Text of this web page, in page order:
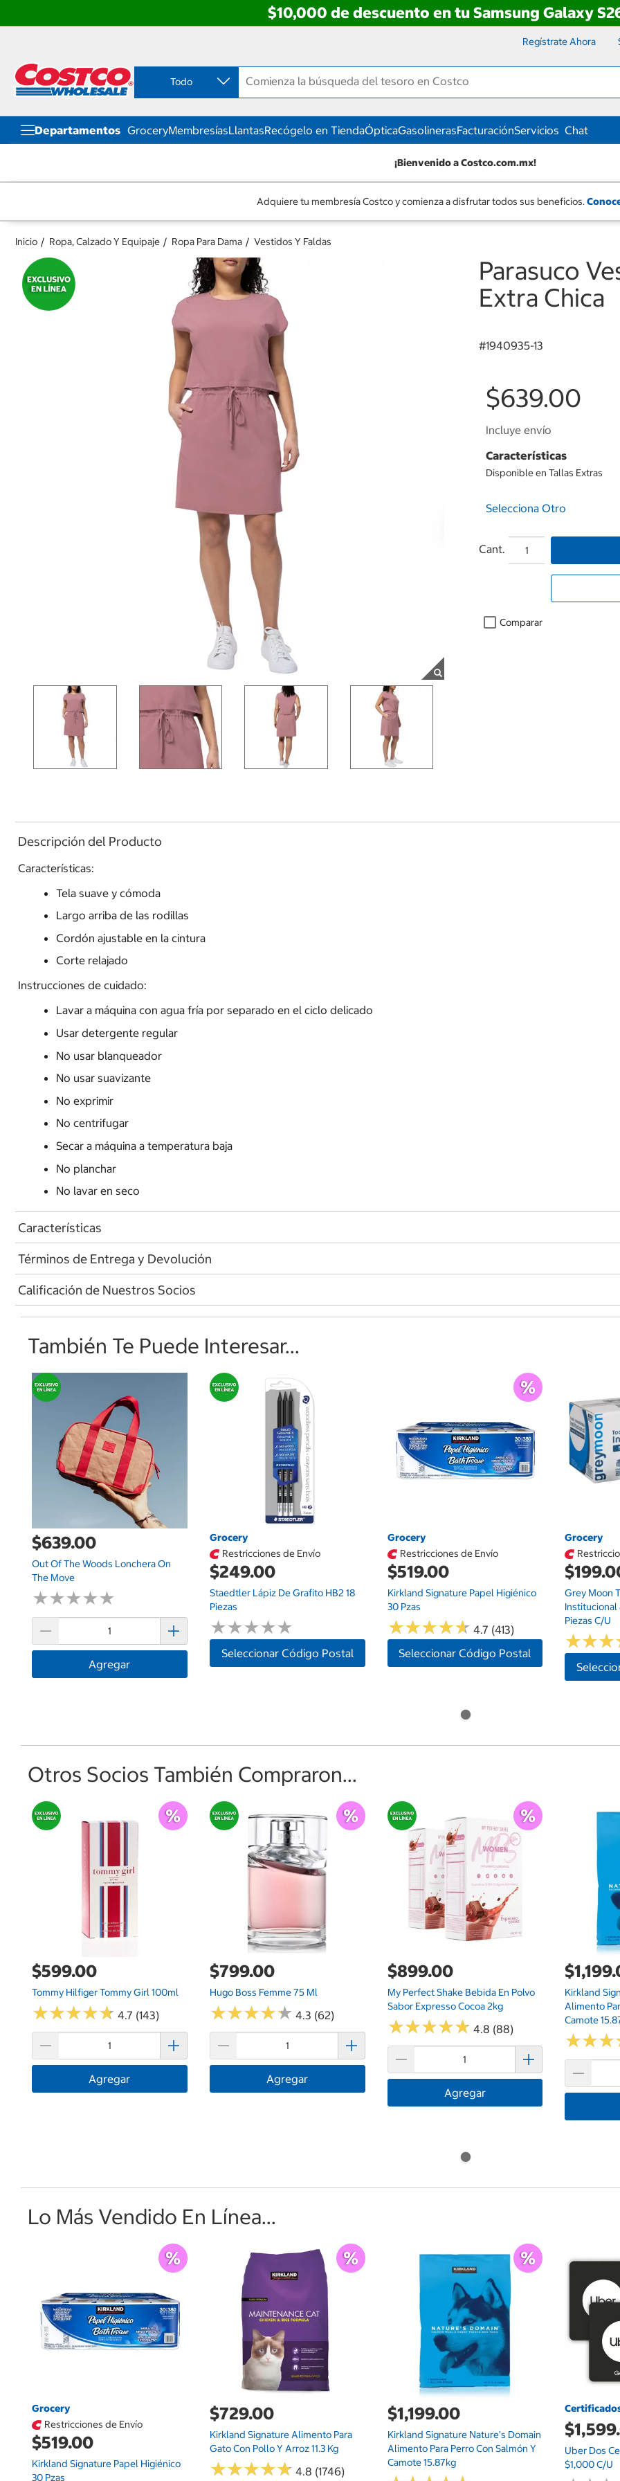
$10,000 de descuento en tu Samsung Galaxy
contenido
menú
navegación
Regístrate Ahora
Todo
Departamentos GroceryMembresíasLlantasRecógelo en TiendaÓpticaGasolinerasFacturaciónServicios Chat
¡Bienvenido a Costco.com.mx!
Adquiere tu membresía Costco y comienza a disfrutar todos sus beneficios.
Inicio Ropa, Calzado Y Equipaje Ropa Para Dama Vestidos Y Faldas
Parasuco
Extra Chica
#1940935-13
$639.00
Incluye envío
Características
Disponible en Tallas Extras
Selecciona Otro
Cant.
Comparar
Descripción del Producto
Características:
Tela suave y cómoda
Largo arriba de las rodillas
Cordón ajustable en la cintura
Corte relajado
Instrucciones de cuidado:
Lavar a máquina con agua fría por separado en el ciclo delicado
Usar detergente regular
No usar blanqueador
No usar suavizante
No exprimir
No centrifugar
Secar a máquina a temperatura baja
No planchar
No lavar en seco
Características
Términos de Entrega y Devolución
Calificación de Nuestros Socios
También Te Puede Interesar...
$639.00
Out Of The Woods Lonchera On
The Move
★★★★★
★★★★★
Agregar
Grocery
Restricciones de Envío
$249.00
Staedtler Lápiz De Grafito HB2 18
Piezas
★★★★★
★★★★★
Seleccionar Código Postal
Grocery
Restricciones de Envío
$519.00
Kirkland Signature Papel Higiénico
30 Pzas
★★★★★
★★★★★ 4.7 (413)
Seleccionar Código Postal
Grocery
Grey Moon
Institucional
Piezas C/u
★★★
★★★
Otros Socios También Compraron...
$599.00
Tommy Hilfiger Tommy Girl 100ml
★★★★★
★★★★★ 4.7 (143)
Agregar
$799.00
Hugo Boss Femme 75 Ml
★★★★★
★★★★★ 4.3 (62)
Agregar
$899.00
My Perfect Shake Bebida En Polvo
Sabor Expresso Cocoa 2kg
★★★★★
★★★★★ 4.8 (88)
Agregar
Kirkland
Alimento
Camote
★★★
★★★
Lo Más Vendido En Línea...
Grocery
Restricciones de Envío
$519.00
Kirkland Signature Papel Higiénico
30 Pzas
$729.00
Kirkland Signature Alimento Para
Gato Con Pollo Y Arroz 11.3 Kg
★★★★★
★★★★★ 4.8 (1746)
$1,199.00
Kirkland Signature Nature's Domain
Alimento Para Perro Con Salmón Y
Camote 15.87kg
Uber Dos
$1,000 C/u